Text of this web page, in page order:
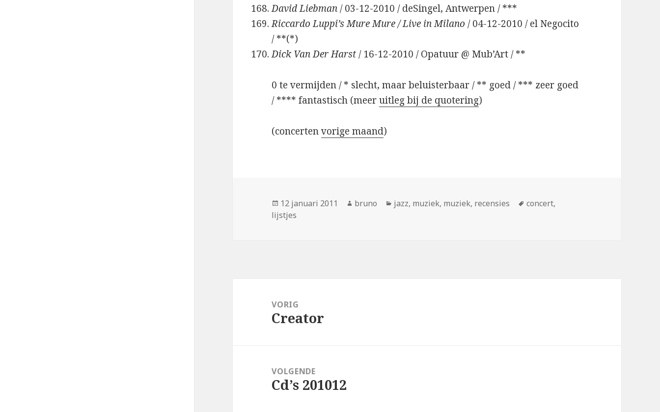
David Liebman/ 03-12-2010 / deSingel, Antwerpen / ***
Riccardo Luppi’s Mure Mure / Live in Milano / 04-12-2010 / el Negocito
/ **(*)
Dick Van Der Harst/ 16-12-2010 / Opatuur @ Mub’Art / **
0 te vermijden / * slecht, maar beluisterbaar / ** goed / *** zeer goed
/ **** fantastisch (meeruitleg bij de quotering)
(concertenvorige maand)
Geplaatst
op
12 januari 2011 Auteur
bruno Categorieën
jazz, muziek, muziek, recensies Tags
concert,
lijstjes
navigatieVORIG
Vorig
Creator
VOLGENDE
Volgend
Cd’s 201012